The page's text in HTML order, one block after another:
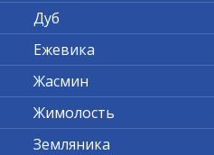
Дуб
Ежевика
Жасмин
Жимолость
Земляника